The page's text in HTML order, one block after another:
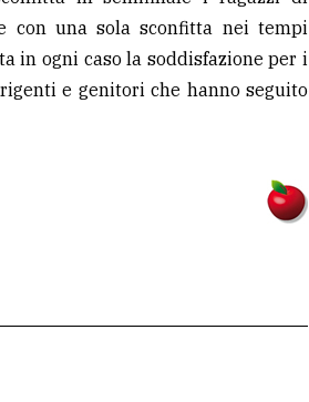
con una sola sconfitta nei tempi
in ogni caso la soddisfazione per i
e genitori che hanno seguito